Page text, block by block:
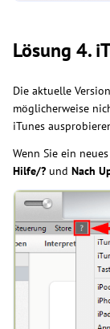
Lösung 4.
Die aktuelle
möglicherweise
iTunes
Wenn Sie ein
Hilfe/? und Nach